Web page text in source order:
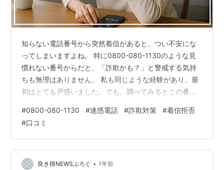
知らない電話番号から突然着信があると、つい不安にな
ってしまいますよね。 特に0800-080-1130のような見
慣れない番号からだと、「詐欺かも？」と警戒する気持
ちも無理はありません。 私も同じような経験があり、最
初はとても戸惑いました。でも、調べてみるとこの番号
た。 「なぜ自分にかかってくるの？」「折り返しても大
丈夫？」「何を聞かれるの？」そんな疑問や不安を丁寧
に解決していきます。 迷惑電話やトラブルを防ぐための
具体的な対策や、体験談、安心できる対応マニュアルも
ご紹介します。 この機会に正しい知識と安心を手に入れ
#0800-080-1130 #迷惑電話 #詐欺対策 #着信拒否
#口コミ
良き得NEWSぶろぐ • 1年前